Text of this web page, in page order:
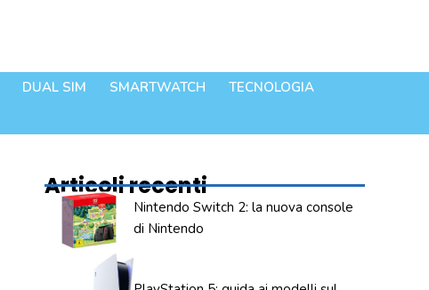
DUAL SIM SMARTWATCH
TECNOLOGIA
Articoli recenti
Nintendo Switch 2: la nuova console
di Nintendo